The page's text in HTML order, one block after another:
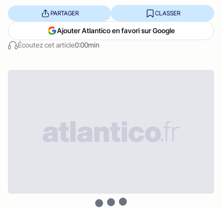
Écoutez cet article0:00min
PARTAGER CLASSER
Ajouter Atlantico en favori sur Google